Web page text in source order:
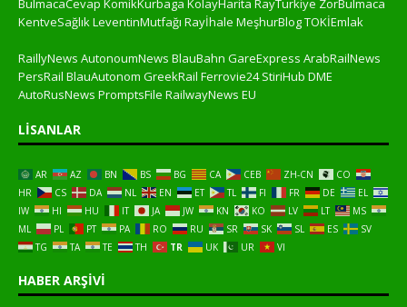
BulmacaCevap KomikKurbaga KolayHarita RayTurkiye ZorBulmaca
KentveSağlıkLeventinMutfağı Rayİhale MeşhurBlogTOKİEmlak
RaillyNews AutonoumNews BlauBahn GareExpress ArabRailNews
PersRail BlauAutonom GreekRail Ferrovie24 StiriHub DME
AutoRusNews PromptsFile RailwayNews EU
LISANLAR
AR AZ BN BS BG CA CEB ZH-CN
CO
HR
CS DA NL EN ET TL FI FR DE
EL
IW
HI HU IT JA JW KN KO LV LT
MS
ML
PL PT PA RO RU SR SK SL ES
SV
TG
TA TE TH TR UK UR VI
HABER ARŞIVI